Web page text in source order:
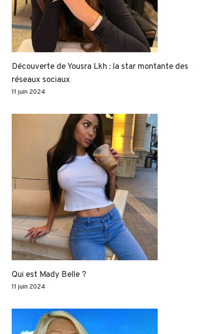
Découverte de Yousra Lkh : la star montante des
réseaux sociaux
11 juin 2024
Qui est Mady Belle ?
11 juin 2024